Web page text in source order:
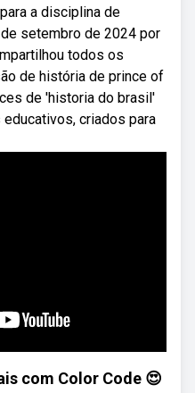
a disciplina de
setembro de 2024 por
todos os
de história de prince of
de 'historia do brasil'
criados para
com Color Code 😍